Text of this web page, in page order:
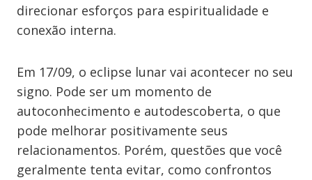
direcionar esforços para espiritualidade e
conexão interna.
Em 17/09, o eclipse lunar vai acontecer no seu
signo. Pode ser um momento de
autoconhecimento e autodescoberta, o que
pode melhorar positivamente seus
relacionamentos. Porém, questões que você
geralmente tenta evitar, como confrontos